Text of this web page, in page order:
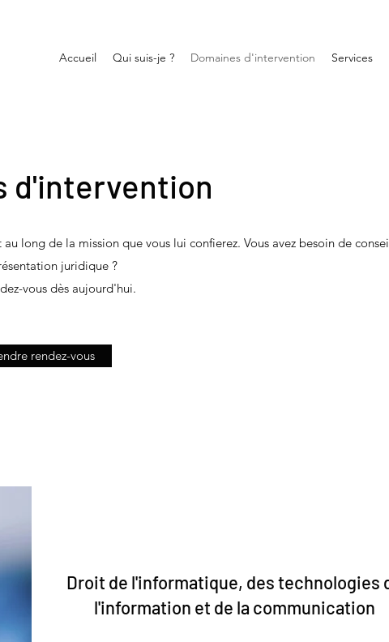
Accueil Qui suis-je ? Domaines d'intervention Services
d'intervention
long de la mission que vous lui confierez. Vous avez besoin de
juridique ?
vous dès aujourd'hui.
rendez-vous
Droit de l'informatique, des technologies
l'information et de la communication